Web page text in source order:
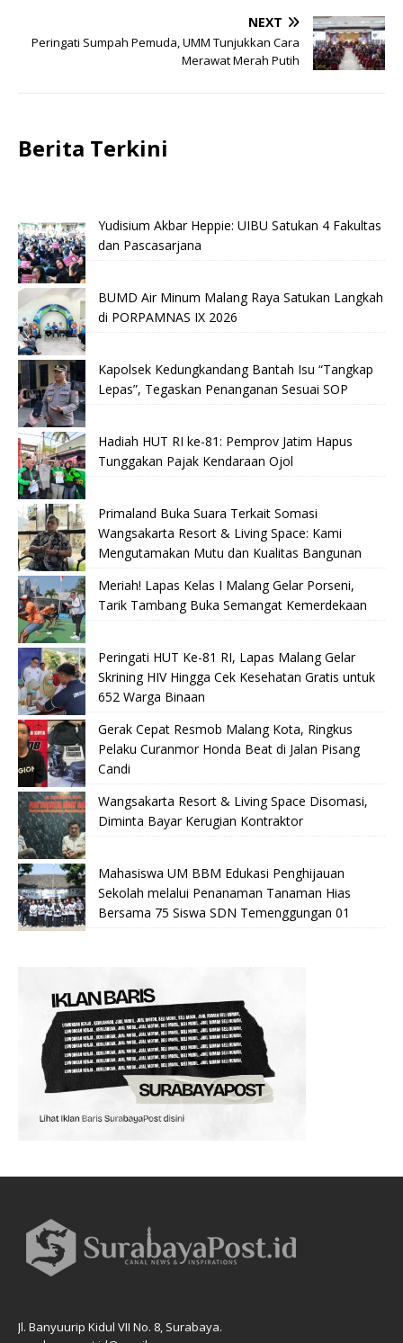
NEXT
Peringati Sumpah Pemuda, UMM Tunjukkan Cara
Merawat Merah Putih
Berita Terkini
Yudisium Akbar Heppie: UIBU Satukan 4 Fakultas
dan Pascasarjana
BUMD Air Minum Malang Raya Satukan Langkah
di PORPAMNAS IX 2026
Kapolsek Kedungkandang Bantah Isu “Tangkap
Lepas”, Tegaskan Penanganan Sesuai SOP
Hadiah HUT RI ke-81: Pemprov Jatim Hapus
Tunggakan Pajak Kendaraan Ojol
Primaland Buka Suara Terkait Somasi
Wangsakarta Resort & Living Space: Kami
Mengutamakan Mutu dan Kualitas Bangunan
Meriah! Lapas Kelas I Malang Gelar Porseni,
Tarik Tambang Buka Semangat Kemerdekaan
Peringati HUT Ke-81 RI, Lapas Malang Gelar
Skrining HIV Hingga Cek Kesehatan Gratis untuk
652 Warga Binaan
Gerak Cepat Resmob Malang Kota, Ringkus
Pelaku Curanmor Honda Beat di Jalan Pisang
Candi
Wangsakarta Resort & Living Space Disomasi,
Diminta Bayar Kerugian Kontraktor
Mahasiswa UM BBM Edukasi Penghijauan
Sekolah melalui Penanaman Tanaman Hias
Bersama 75 Siswa SDN Temenggungan 01
Jl. Banyuurip Kidul VII No. 8, Surabaya.